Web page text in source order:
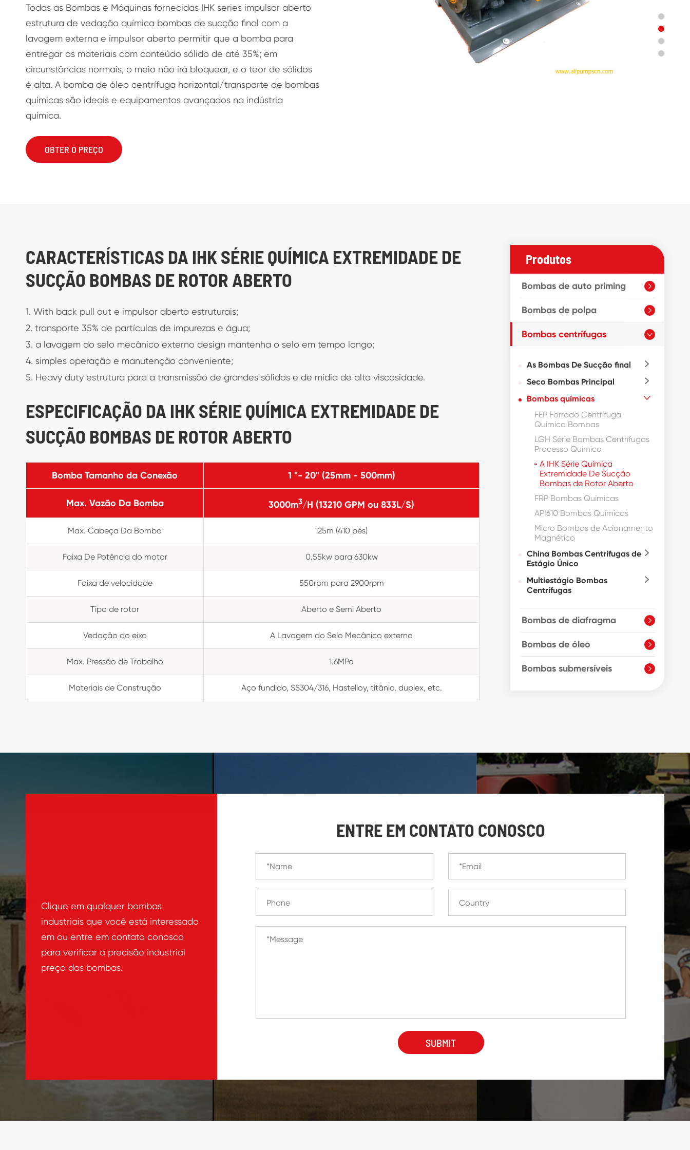
Todas as Bombas e Máquinas fornecidas IHK series impulsor aberto
estrutura de vedação química bombas de sucção final com a
lavagem externa e impulsor aberto permitir que a bomba para
entregar os materiais com conteúdo sólido de até 35%; em
circunstâncias normais, o meio não irá bloquear, e o teor de sólidos
é alta. A bomba de óleo centrífuga horizontal/transporte de bombas
químicas são ideais e equipamentos avançados na indústria
química.
OBTER O PREÇO
CARACTERÍSTICAS DA IHK SÉRIE QUÍMICA EXTREMIDADE DE
SUCÇÃO BOMBAS DE ROTOR ABERTO
1. With back pull out e impulsor aberto estruturais;
2. transporte 35% de partículas de impurezas e água;
3. a lavagem do selo mecânico externo design mantenha o selo em tempo longo;
4. simples operação e manutenção conveniente;
5. Heavy duty estrutura para a transmissão de grandes sólidos e de mídia de alta viscosidade.
ESPECIFICAÇÃO DA IHK SÉRIE QUÍMICA EXTREMIDADE DE
SUCÇÃO BOMBAS DE ROTOR ABERTO
Bomba Tamanho da Conexão 1 "- 20" (25mm - 500mm)
Max. Vazão Da Bomba 3000m3/H (13210 GPM ou 833L/S)
Max. Cabeça Da Bomba 125m (410 pés)
Faixa De Potência do motor 0.55kw para 630kw
Faixa de velocidade 550rpm para 2900rpm
Tipo de rotor Aberto e Semi Aberto
Vedação do eixo A Lavagem do Selo Mecânico externo
Max. Pressão de Trabalho 1.6MPa
Materiais de Construção Aço fundido, SS304/316, Hastelloy, titânio, duplex, etc.
Produtos
Bombas de auto priming 
Bombas de polpa 
Bombas centrífugas 
As Bombas De Sucção final 
Seco Bombas Principal 
Bombas químicas 
FEP Forrado Centrífuga
Química Bombas
LGH Série Bombas Centrífugas
Processo Químico
A IHK Série Química
Extremidade De Sucção
Bombas de Rotor Aberto
FRP Bombas Químicas
API610 Bombas Químicas
Micro Bombas de Acionamento
Magnético
China Bombas Centrífugas de
Estágio Único

Multiestágio Bombas
Centrífugas

Bombas de diafragma 
Bombas de óleo 
Bombas submersíveis 
Clique em qualquer bombas
industriais que você está interessado
em ou entre em contato conosco
para verificar a precisão industrial
preço das bombas.
ENTRE EM CONTATO CONOSCO